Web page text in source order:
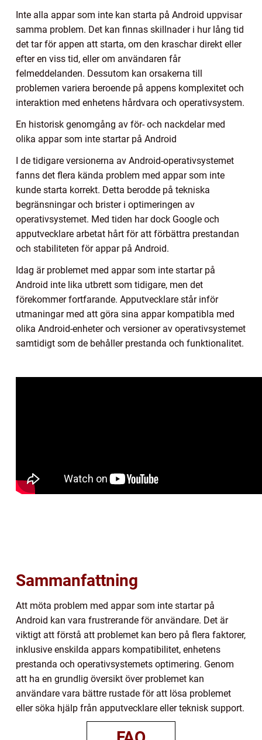
Inte alla appar som inte kan starta på Android uppvisar
samma problem. Det kan finnas skillnader i hur lång tid
det tar för appen att starta, om den kraschar direkt eller
efter en viss tid, eller om användaren får
felmeddelanden. Dessutom kan orsakerna till
problemen variera beroende på appens komplexitet och
interaktion med enhetens hårdvara och operativsystem.
En historisk genomgång av för- och nackdelar med
olika appar som inte startar på Android
I de tidigare versionerna av Android-operativsystemet
fanns det flera kända problem med appar som inte
kunde starta korrekt. Detta berodde på tekniska
begränsningar och brister i optimeringen av
operativsystemet. Med tiden har dock Google och
apputvecklare arbetat hårt för att förbättra prestandan
och stabiliteten för appar på Android.
Idag är problemet med appar som inte startar på
Android inte lika utbrett som tidigare, men det
förekommer fortfarande. Apputvecklare står inför
utmaningar med att göra sina appar kompatibla med
olika Android-enheter och versioner av operativsystemet
samtidigt som de behåller prestanda och funktionalitet.
Sammanfattning
Att möta problem med appar som inte startar på
Android kan vara frustrerande för användare. Det är
viktigt att förstå att problemet kan bero på flera faktorer,
inklusive enskilda appars kompatibilitet, enhetens
prestanda och operativsystemets optimering. Genom
att ha en grundlig översikt över problemet kan
användare vara bättre rustade för att lösa problemet
eller söka hjälp från apputvecklare eller teknisk support.